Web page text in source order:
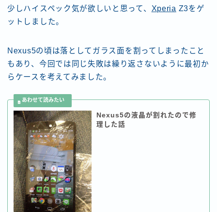
少しハイスペック気が欲しいと思って、 Xperia Z3をゲ
ットしました。
Nexus5の頃は落としてガラス面を割ってしまったこと
もあり、今回では同じ失敗は繰り返さないように最初か
らケースを考えてみました。
Nexus5の液晶が割れたので修
理した話